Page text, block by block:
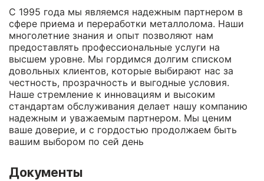
С 1995 года мы являемся надежным партнером в
сфере приема и переработки металлолома. Наши
многолетние знания и опыт позволяют нам
предоставлять профессиональные услуги на
высшем уровне. Мы гордимся долгим списком
довольных клиентов, которые выбирают нас за
честность, прозрачность и выгодные условия.
Наше стремление к инновациям и высоким
стандартам обслуживания делает нашу компанию
надежным и уважаемым партнером. Мы ценим
ваше доверие, и с гордостью продолжаем быть
вашим выбором по сей день
Документы